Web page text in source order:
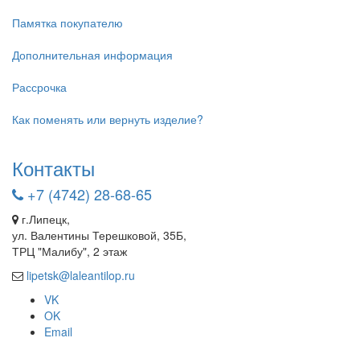
Памятка покупателю
Дополнительная информация
Рассрочка
Как поменять или вернуть изделие?
Контакты
+7 (4742) 28-68-65
г.Липецк,
ул. Валентины Терешковой, 35Б,
ТРЦ "Малибу", 2 этаж
lipetsk@laleantilop.ru
VK
OK
Email